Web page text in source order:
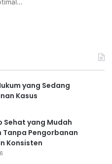
yang Sedang
Kasus
Sehat yang Mudah
Tanpa Pengorbanan
Konsisten